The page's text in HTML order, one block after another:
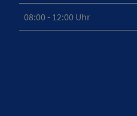
08:00 - 12:00 Uhr